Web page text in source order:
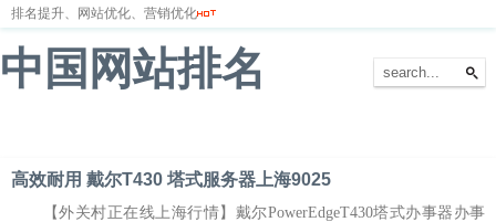
排名提升、网站优化、营销优化
中国网站排名
高效耐用 戴尔T430 塔式服务器上海9025
【外关村正在线上海行情】戴尔PowerEdgeT430塔式办事器办事